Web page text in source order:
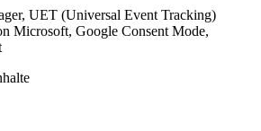
UET (Universal Event Tracking)
Microsoft, Google Consent Mode,